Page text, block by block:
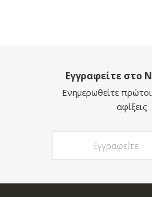
Εγγραφείτε στο
Ενημερωθείτε πρώτοι
αφίξεις